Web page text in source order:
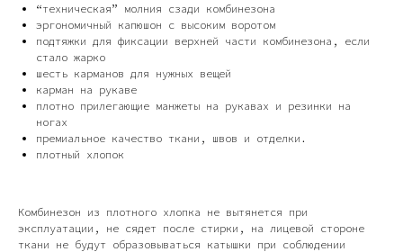
“техническая” молния сзади комбинезона
эргономичный капюшон с высоким воротом
подтяжки для фиксации верхней части комбинезона, если
стало жарко
шесть карманов для нужных вещей
карман на рукаве
плотно прилегающие манжеты на рукавах и резинки на
ногах
премиальное качество ткани, швов и отделки.
плотный хлопок
Комбинезон из плотного хлопка не вытянется при
эксплуатации, не сядет после стирки, на лицевой стороне
ткани не будут образовываться катышки при соблюдении